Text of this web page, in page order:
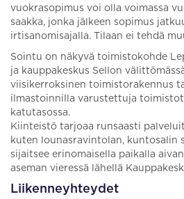
vuokrasopimus voi olla voimassa
saakka, jonka jälkeen sopimus
irtisanomisajalla. Tilaan ei tehdä
Sointu on näkyvä toimistokohde
ja kauppakeskus Sellon
viisikerroksinen toimistorakennus
ilmastoinnilla varustettuja
katutasossa.
Kiinteistö tarjoaa runsaasti
kuten lounasravintolan, kuntosalin
sijaitsee erinomaisella paikalla
aseman vieressä lähellä
Liikenneyhteydet